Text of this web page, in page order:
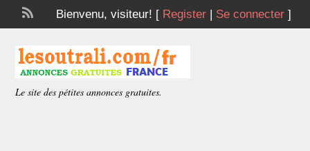
Bienvenu, visiteur! [ Register| Se connecter]
Le site des pétites annonces gratuites.